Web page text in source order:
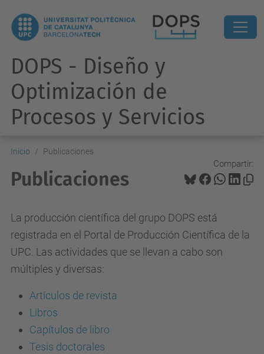
DOPS - Diseño y
Optimización de
Procesos y Servicios
Inicio Publicaciones
Compartir:
Publicaciones
La producción científica del grupo DOPS está
registrada en el Portal de Producción Científica de la
UPC. Las actividades que se llevan a cabo son
múltiples y diversas:
Artículos de revista
Libros
Capítulos de libro
Tesis doctorales